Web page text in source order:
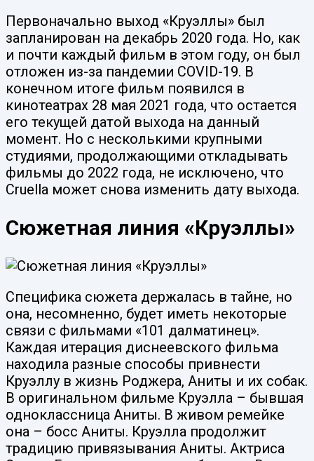
Первоначально выход «Круэллы» был
запланирован на декабрь 2020 года. Но, как
и почти каждый фильм в этом году, он был
отложен из-за пандемии COVID-19. В
конечном итоге фильм появился в
кинотеатрах 28 мая 2021 года, что остается
его текущей датой выхода на данный
момент. Но с несколькими крупными
студиями, продолжающими откладывать
фильмы до 2022 года, не исключено, что
Cruella может снова изменить дату выхода.
Сюжетная линия «Круэллы»
Специфика сюжета держалась в тайне, но
она, несомненно, будет иметь некоторые
связи с фильмами «101 далматинец».
Каждая итерация диснеевского фильма
находила разные способы привнести
Круэллу в жизнь Роджера, Аниты и их собак.
В оригинальном фильме Круэлла – бывшая
одноклассница Аниты. В живом ремейке
она – босс Аниты. Круэлла продолжит
традицию привязывания Аниты. Актриса